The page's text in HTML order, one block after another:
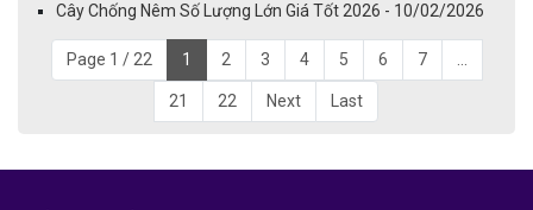
Cây Chống Nêm Số Lượng Lớn Giá Tốt 2026 - 10/02/2026
Page 1 / 22 1 2 3 4 5 6 7
21 22 Next Last